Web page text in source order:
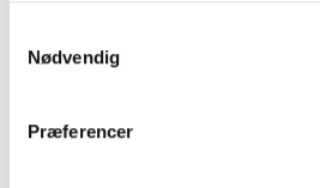
Nødvendig
Præferencer